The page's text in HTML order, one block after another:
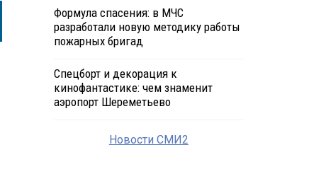
Формула спасения: в МЧС
разработали новую методику работы
пожарных бригад
Спецборт и декорация к
кинофантастике: чем знаменит
аэропорт Шереметьево
Новости СМИ2